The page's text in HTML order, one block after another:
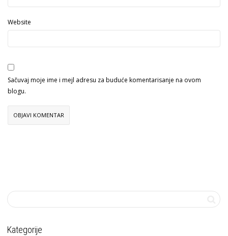
Website
Sačuvaj moje ime i mejl adresu za buduće komentarisanje na ovom
blogu.
Kategorije